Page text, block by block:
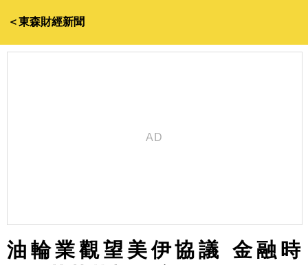
＜東森財經新聞
油輪業觀望美伊協議 金融時